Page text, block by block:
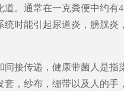
道。通常在一克粪便中约有
统时能引起尿道炎，膀胱
间接传递，健康带菌人是
套，纱布，绷带以及人的